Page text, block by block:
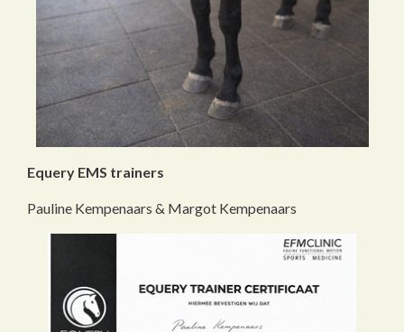
Equery EMS trainers
Pauline Kempenaars & Margot Kempenaars